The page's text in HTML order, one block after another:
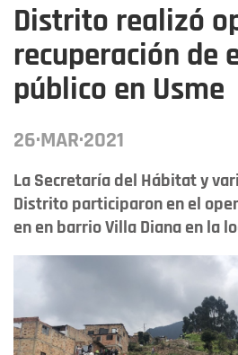
Distrito realizó
recuperación de
público en Usme
26·MAR·2021
La Secretaría del Hábitat y
Distrito participaron en el
en en barrio Villa Diana en la